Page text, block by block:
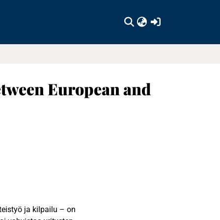
European and
ja kilpailu – on